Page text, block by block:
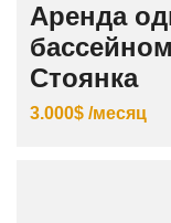
Аренда
Стоянка
3.000$ /месяц